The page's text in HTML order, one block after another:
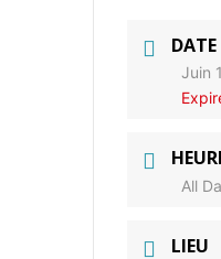
DATE
Juin
All
LIEU